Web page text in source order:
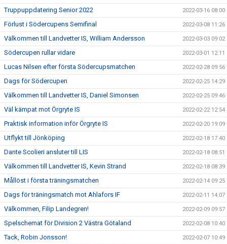
Truppuppdatering Senior 2022 2022-03-16 08:00
Förlust i Södercupens Semifinal 2022-03-08 11:26
Välkommen till Landvetter IS, William Andersson 2022-03-03 09:02
Södercupen rullar vidare 2022-03-01 12:11
Lucas Nilsen efter första Södercupsmatchen 2022-02-28 09:56
Dags för Södercupen 2022-02-25 14:29
Välkommen till Landvetter IS, Daniel Simonsen 2022-02-25 09:46
Väl kämpat mot Örgryte IS 2022-02-22 12:54
Praktisk information inför Örgryte IS 2022-02-20 19:09
Utflykt till Jönköping 2022-02-18 17:40
Dante Scolieri ansluter till LIS 2022-02-18 08:51
Välkommen till Landvetter IS, Kevin Strand 2022-02-18 08:39
Mållöst i första träningsmatchen 2022-02-14 09:25
Dags för träningsmatch mot Ahlafors IF 2022-02-11 14:07
Välkommen, Filip Landegren! 2022-02-09 09:57
Spelschemat för Division 2 Västra Götaland 2022-02-08 10:40
Tack, Robin Jonsson! 2022-02-07 10:49